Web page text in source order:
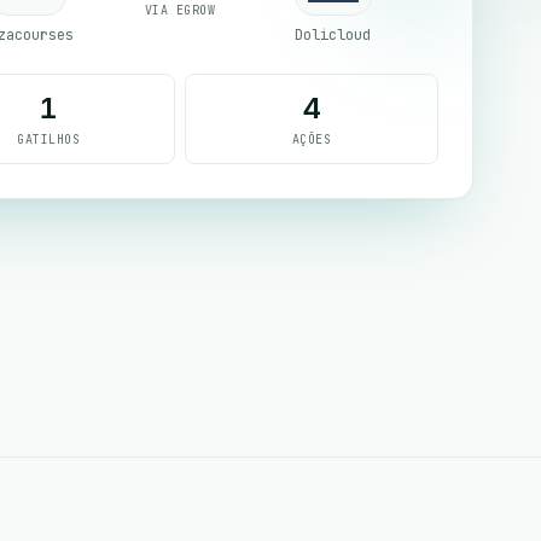
VIA EGROW
Dolicloud
1
GATILHOS
4
AÇÕES